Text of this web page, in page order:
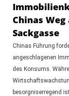
Chinas
Sackgasse
Chinas Führung
angeschlagenen
des Konsums.
besorgniserregend